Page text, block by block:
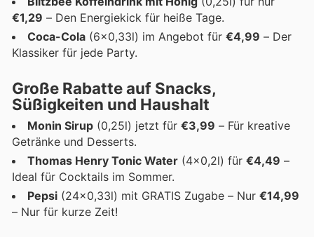
€1,29 – Den Energiekick für heiße Tage.
Coca-Cola (6x0,33l) im Angebot für €4,99 – Der
Klassiker für jede Party.
Große Rabatte auf Snacks,
Süßigkeiten und Haushalt
Monin Sirup (0,25l) jetzt für €3,99 – Für kreative
Getränke und Desserts.
Thomas Henry Tonic Water (4x0,2l) für €4,49 –
Ideal für Cocktails im Sommer.
Pepsi (24x0,33l) mit GRATIS Zugabe – Nur €14,99
– Nur für kurze Zeit!